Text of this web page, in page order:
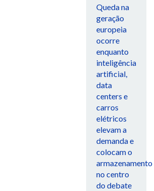
Queda na
geração
europeia
ocorre
enquanto
inteligência
artificial,
data
centers e
carros
elétricos
elevam a
demanda e
colocam o
armazenamento
no centro
do debate